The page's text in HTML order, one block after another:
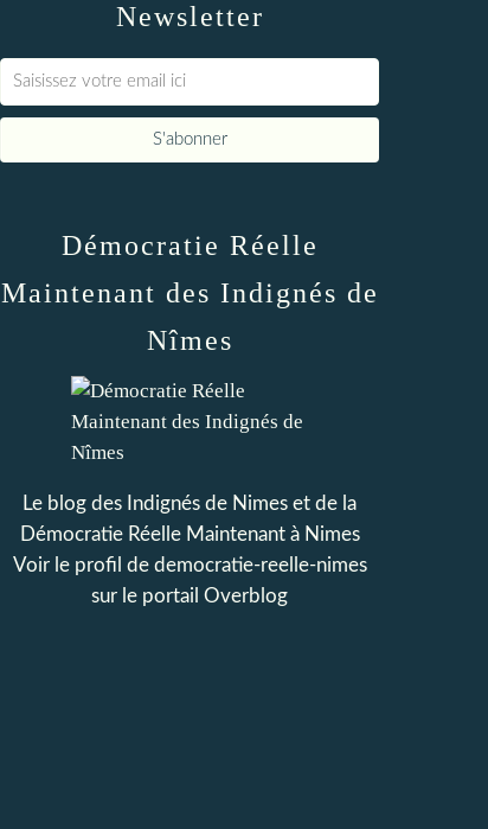
Newsletter
Démocratie Réelle
Maintenant des Indignés de
Nîmes
Le blog des Indignés de Nimes et de la
Démocratie Réelle Maintenant à Nimes
Voir le profil de democratie-reelle-nimes
sur le portail Overblog